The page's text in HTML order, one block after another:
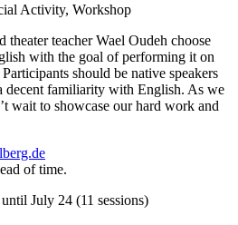
Activity, Workshop
theater teacher Wael Oudeh choose
with the goal of performing it on
should be native speakers
familiarity with English. As we
wait to showcase our hard work and
of time.
July 24 (11 sessions)